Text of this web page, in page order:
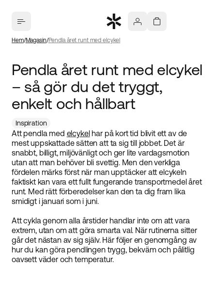
Hem Magasin Pendla året runt med elcykel
Pendla året runt med elcykel
– så gör du det tryggt,
enkelt och hållbart
Inspiration
Att pendla med elcykelhar på kort tid blivit ett av de
mest uppskattade sätten att ta sig till jobbet. Det är
snabbt, billigt, miljövänligt och ger lite vardagsmotion
utan att man behöver bli svettig. Men den verkliga
fördelen märks först när man upptäcker att elcykeln
faktiskt kan vara ett fullt fungerande transportmedel året
runt. Med rätt förberedelser kan den ta dig fram lika
smidigt i januari som i juni.
Att cykla genom alla årstider handlar inte om att vara
extrem, utan om att göra smarta val. När rutinerna sitter
går det nästan av sig själv. Här följer en genomgång av
hur du kan göra pendlingen trygg, bekväm och pålitlig
oavsett väder och temperatur.